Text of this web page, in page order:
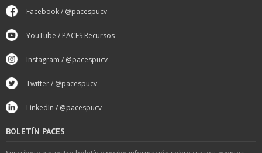
Facebook / @pacespucv
YouTube / PACES Recursos
Instagram / @pacespucv
Twitter / @pacespucv
LinkedIn / @pacespucv
BOLETÍN PACES